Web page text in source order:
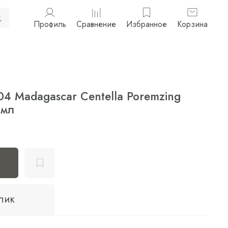
Профиль Сравнение Избранное Корзина
Madagascar Centella Poremzing